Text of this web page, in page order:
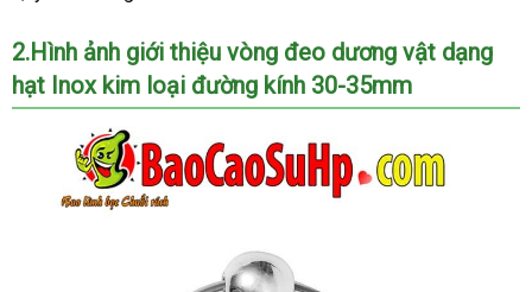
Vòng
đeo
dương
Inox
2.Hình ảnh giới thiệu vòng đeo dương vật dạng
hạt Inox kim loại đường kính 30-35mm